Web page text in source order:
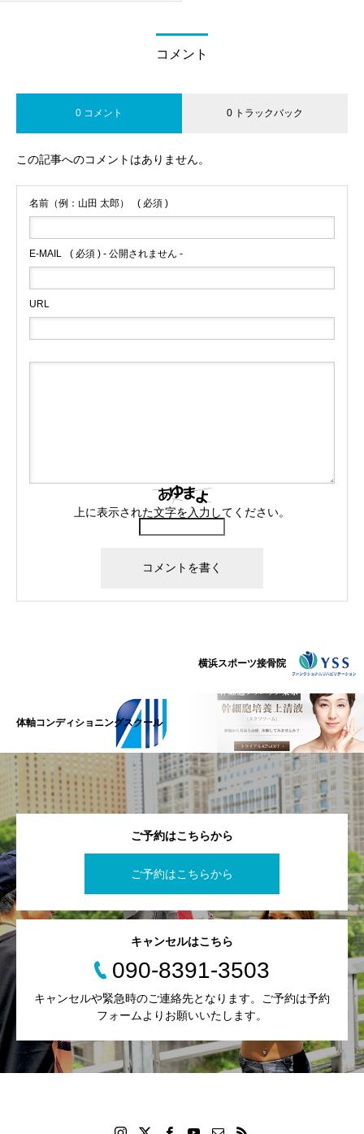
コメント
0 コメント 0 トラックバック
この記事へのコメントはありません。
名前（例：山田 太郎） ( 必須 )
E-MAIL ( 必須 ) - 公開されません -
URL
上に表示された文字を入力してください。
横浜スポーツ接骨院
体軸コンディショニングスクール
ご予約はこちらから
ご予約はこちらから
キャンセルはこちら
090-8391-3503
キャンセルや緊急時のご連絡先となります。ご予約は予約
フォームよりお願いいたします。